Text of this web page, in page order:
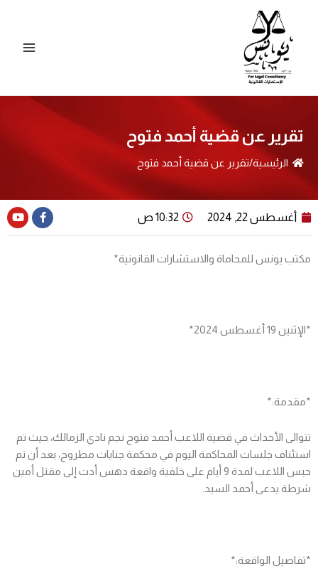
تقرير عن قضية أحمد فتوح
الرئيسية/تقرير عن قضية أحمد فتوح
أغسطس 22, 2024 10:32 ص
Facebook-
مكتب يونس للمحاماة والاستشارات القانونية*
*الإثنين 19 أغسطس 2024*
*مقدمة:*
تتوالى الأحداث في قضية اللاعب أحمد فتوح نجم نادي الزمالك، حيث تم
استئناف جلسات المحاكمة اليوم في محكمة جنايات مطروح، بعد أن تم
حبس اللاعب لمدة 9 أيام على خلفية واقعة دهس أدت إلى مقتل أمين
شرطة يدعى أحمد السيد.
*تفاصيل الواقعة:*